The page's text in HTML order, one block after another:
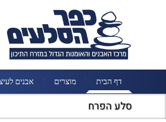
דף הבית מוצרים אבנים
סלע הפרח